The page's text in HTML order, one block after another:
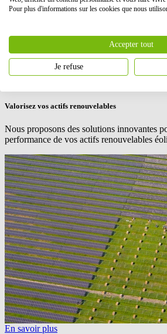
Accepter les cookies
propriétaires de parcs, mettant ses experts
la meilleure stratégie de renouvellement et
d'un projet de repowering optimisé.
Valorisez vos actifs renouvelables
Nous proposons des solutions innovantes
performance de vos actifs renouvelables
En savoir plus
Pour plus d'informations sur les cookies que nous
Accepter tout
Je refuse